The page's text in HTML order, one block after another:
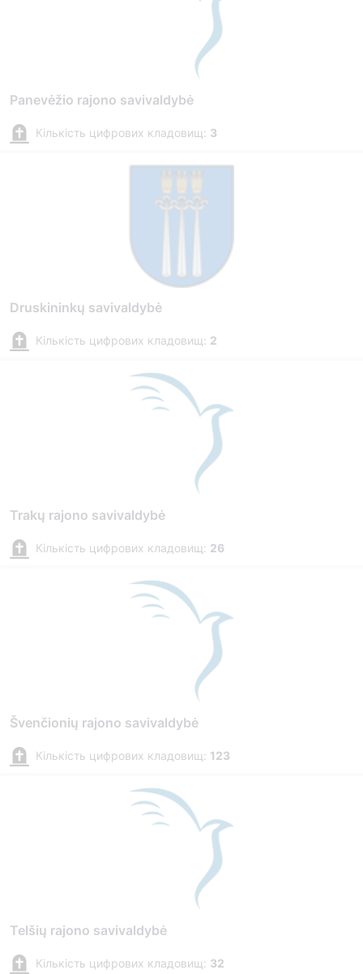
Panevėžio rajono savivaldybė
Кількість цифрових кладовищ: 3
Druskininkų savivaldybė
Кількість цифрових кладовищ: 2
Trakų rajono savivaldybė
Кількість цифрових кладовищ: 26
Švenčionių rajono savivaldybė
Кількість цифрових кладовищ: 123
Telšių rajono savivaldybė
Кількість цифрових кладовищ: 32